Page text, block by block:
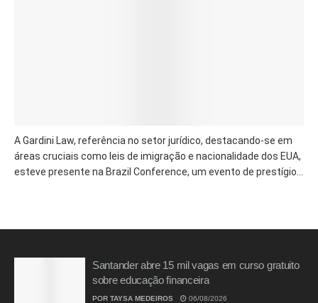
A Gardini Law, referência no setor jurídico, destacando-se em
áreas cruciais como leis de imigração e nacionalidade dos EUA,
esteve presente na Brazil Conference, um evento de prestígio...
Santander abre 15 mil vagas em curso gratuito
sobre educação financeira
POR TAYSA MEDEIROS 06/08/2026